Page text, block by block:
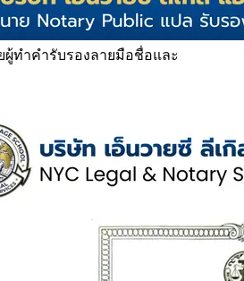
ผู้ทำคำรับรองลายมือชื่อและ